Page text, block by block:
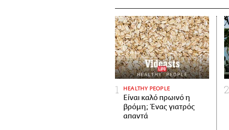
HEALTHY PEOPLE
Είναι καλό πρωινό η
βρόμη; Ένας γιατρός
απαντά